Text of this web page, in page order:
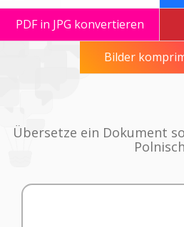
PDF in JPG konvertieren
Bilder
Übersetze ein Dokument
Polnisch